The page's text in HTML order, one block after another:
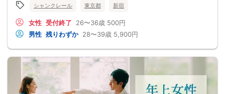
シャンクレール 東京都 新宿
女性 受付終了 26〜36歳 500円
男性 残りわずか 28〜39歳 5,900円